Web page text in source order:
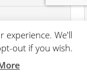
Insel Brac
experience. We'll
out if you wish.